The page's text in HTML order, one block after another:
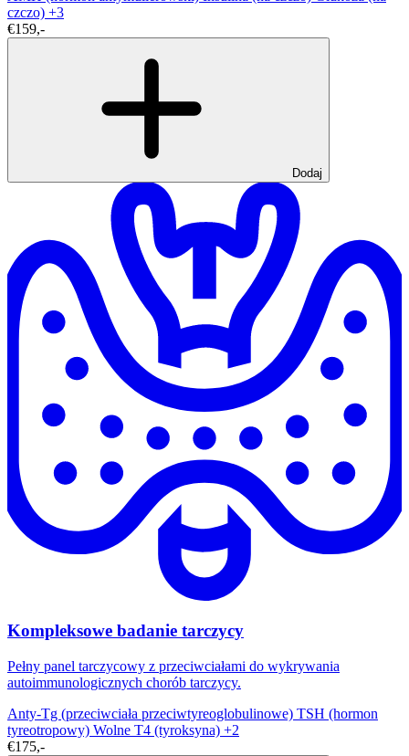
czczo) +3
€159,-
Dodaj
Kompleksowe badanie tarczycy
Pełny panel tarczycowy z przeciwciałami do wykrywania
autoimmunologicznych chorób tarczycy.
Anty-Tg (przeciwciała przeciwtyreoglobulinowe) TSH (hormon
tyreotropowy) Wolne T4 (tyroksyna) +2
€175,-